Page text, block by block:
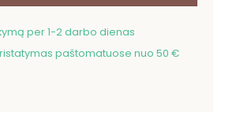
per 1-2 darbo dienas
paštomatuose nuo 50 €